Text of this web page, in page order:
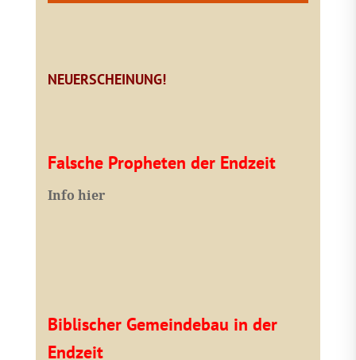
NEUERSCHEINUNG!
Falsche Propheten der Endzeit
Info hier
Biblischer Gemeindebau in der
Endzeit